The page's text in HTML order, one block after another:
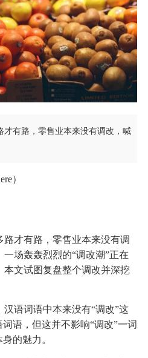
才有路，零售业本来没有调改，喊
）
才有路，零售业本来没有调
场轰轰烈烈的“调改潮”正在
文试图复盘整个调改并深挖
汉语词语中本来没有“调改”这
语，但这并不影响“调改”一词
的魅力。